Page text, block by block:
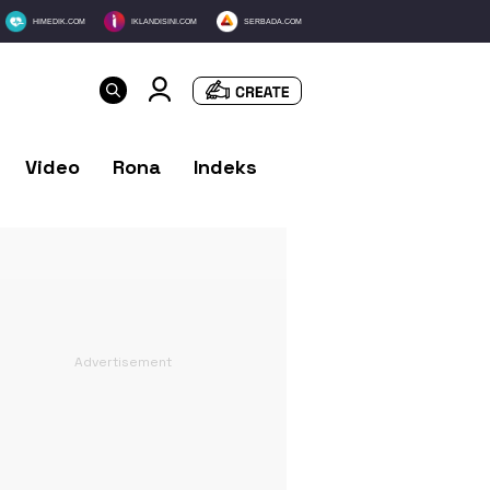
HIMEDIK.COM IKLANDISINI.COM SERBADA.COM
Video Rona Indeks